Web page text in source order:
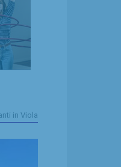
in Viola